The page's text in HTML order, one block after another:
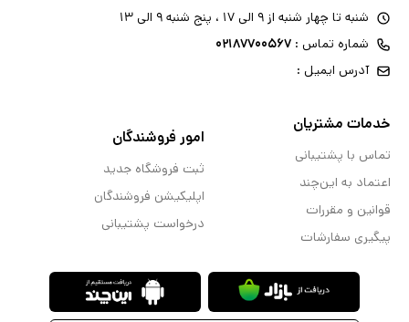
شنبه تا چهار شنبه از ۹ الی ۱۷ ، پنج شنبه ۹ الی ۱۳
شماره تماس : ۰۲۱۸۷۷۰۰۵۶۷
آدرس ایمیل :
خدمات مشتریان
تماس با پشتیبانی
اعتماد به این‌چند
قوانین و مقررات
پیگیری سفارشات
امور فروشندگان
ثبت فروشگاه جدید
اپلیکیشن فروشندگان
درخواست پشتیبانی